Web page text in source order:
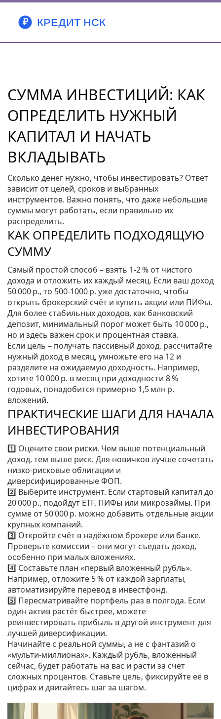
СУММА ИНВЕСТИЦИЙ: КАК
ОПРЕДЕЛИТЬ НУЖНЫЙ
КАПИТАЛ И НАЧАТЬ
ВКЛАДЫВАТЬ
Сколько денег нужно, чтобы инвестировать? Ответ
зависит от целей, сроков и выбранных
инструментов. Важно понять, что даже небольшие
суммы могут работать, если правильно их
распределить.
КАК ОПРЕДЕЛИТЬ ПОДХОДЯЩУЮ
СУММУ
Самый простой способ – взять 1‑2 % от чистого
дохода и отложить их каждый месяц. Если ваш доход
50 000 р., то 500‑1000 р. уже достаточно, чтобы
открыть брокерский счёт и купить акции или ПИФы.
Для более стабильных доходов, как банковский
депозит, минимальный порог может быть 10 000 р.,
но и здесь важен срок и процентная ставка.
Если цель – получать пассивный доход, рассчитайте
нужный доход в месяц, умножьте его на 12 и
разделите на ожидаемую доходность. Например,
хотите 10 000 р. в месяц при доходности 8 %
годовых, понадобится примерно 1,5 млн р.
вложений.
ПРАКТИЧЕСКИЕ ШАГИ ДЛЯ НАЧАЛА
ИНВЕСТИРОВАНИЯ
1️⃣ Оцените свои риски. Чем выше потенциальный
доход, тем выше риск. Для новичков лучше сочетать
низко‑рисковые облигации и
диверсифицированные ФОП.
2️⃣ Выберите инструмент. Если стартовый капитал до
20 000 р., подойдут ETF, ПИФы или микрозаймы. При
сумме от 50 000 р. можно добавить отдельные акции
крупных компаний.
3️⃣ Откройте счёт в надёжном брокере или банке.
Проверьте комиссии – они могут съедать доход,
особенно при малых вложениях.
4️⃣ Составьте план «первый вложенный рубль».
Например, отложите 5 % от каждой зарплаты,
автоматизируйте перевод в инвестфонд.
5️⃣ Пересматривайте портфель раз в полгода. Если
один актив растёт быстрее, можете
реинвестировать прибыль в другой инструмент для
лучшей диверсификации.
Начинайте с реальной суммы, а не с фантазий о
«мульти‑миллионах». Каждый рубль, вложенный
сейчас, будет работать на вас и расти за счёт
сложных процентов. Ставьте цель, фиксируйте её в
цифрах и двигайтесь шаг за шагом.